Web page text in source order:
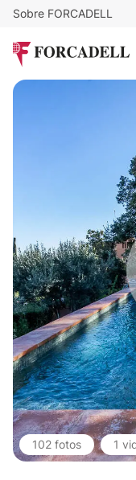
Sobre FORCADELL515.000
304 m² · 4
102 fotos 1